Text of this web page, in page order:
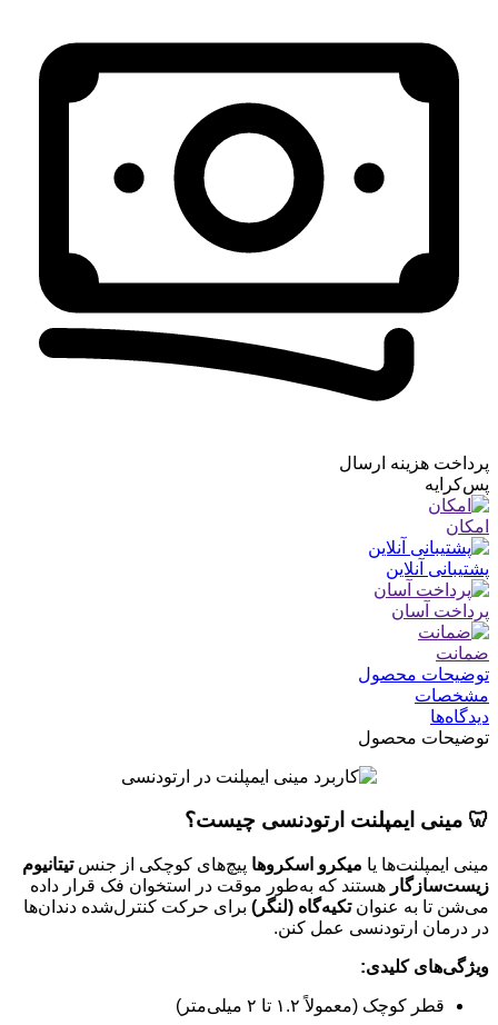
پرداخت هزینه ارسال
پس‌کرایه
امکان
پشتیبانی آنلاین
پرداخت آسان
ضمانت
توضیحات محصول
مشخصات
دیدگاه‌ها
توضیحات محصول
🦷 مینی ایمپلنت ارتودنسی چیست؟
مینی ایمپلنت‌ها یا میکرو اسکروها پیچ‌های کوچکی از جنستیتانیوم
زیست‌سازگار هستند که به‌طور موقت در استخوان فک قرار داده
می‌شن تا به عنوانتکیه‌گاه (لنگر) برای حرکت کنترل‌شده دندان‌ها
در درمان ارتودنسی عمل کنن.
ویژگی‌های کلیدی:
قطر کوچک (معمولاً ۱.۲ تا ۲ میلی‌متر)